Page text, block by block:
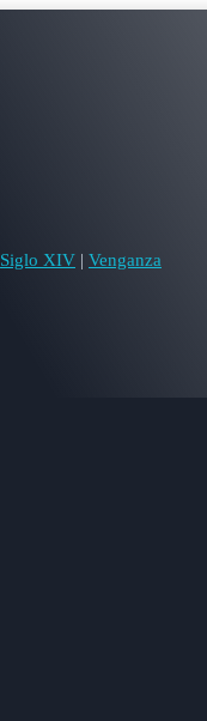
Siglo XIV | Venganza